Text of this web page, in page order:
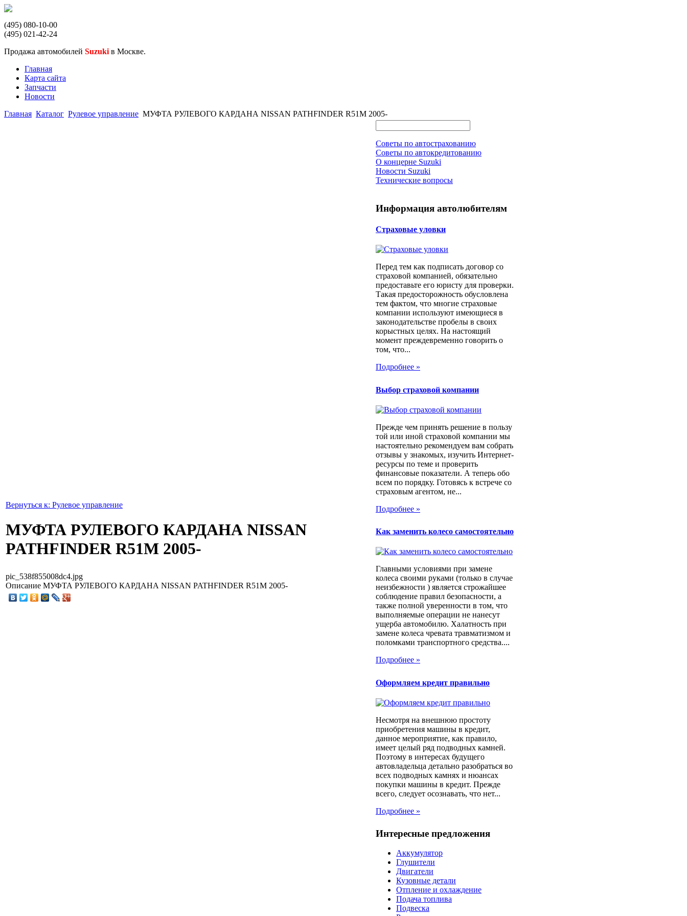
(495) 080-10-00
(495) 021-42-24
Продажа автомобилей Suzuki в Москве.
Главная
Карта сайта
Запчасти
Новости
Главная Каталог Рулевое управление МУФТА РУЛЕВОГО КАРДАНА NISSAN PATHFINDER R51M 2005-
Вернуться к: Рулевое управление
МУФТА РУЛЕВОГО КАРДАНА NISSAN
PATHFINDER R51M 2005-
pic_538f855008dc4.jpg
Описание МУФТА РУЛЕВОГО КАРДАНА NISSAN PATHFINDER R51M 2005-
Советы по автострахованию
Советы по автокредитованию
О концерне Suzuki
Новости Suzuki
Технические вопросы
Информация автолюбителям
Страховые уловки
Перед тем как подписать договор со
страховой компанией, обязательно
предоставьте его юристу для проверки.
Такая предосторожность обусловлена
тем фактом, что многие страховые
компании используют имеющиеся в
законодательстве пробелы в своих
корыстных целях. На настоящий
момент преждевременно говорить о
том, что...
Подробнее »
Выбор страховой компании
Прежде чем принять решение в пользу
той или иной страховой компании мы
настоятельно рекомендуем вам собрать
отзывы у знакомых, изучить Интернет-
ресурсы по теме и проверить
финансовые показатели. А теперь обо
всем по порядку. Готовясь к встрече со
страховым агентом, не...
Подробнее »
Как заменить колесо самостоятельно
Главными условиями при замене
колеса своими руками (только в случае
неизбежности ) является строжайшее
соблюдение правил безопасности, а
также полной уверенности в том, что
выполняемые операции не нанесут
ущерба автомобилю. Халатность при
замене колеса чревата травматизмом и
поломками транспортного средства....
Подробнее »
Оформляем кредит правильно
Несмотря на внешнюю простоту
приобретения машины в кредит,
данное мероприятие, как правило,
имеет целый ряд подводных камней.
Поэтому в интересах будущего
автовладельца детально разобраться во
всех подводных камнях и нюансах
покупки машины в кредит. Прежде
всего, следует осознавать, что нет...
Подробнее »
Интересные предложения
Аккумулятор
Глушители
Двигатели
Кузовные детали
Отпление и охлаждение
Подача топлива
Подвеска